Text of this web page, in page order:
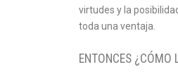
virtudes y la
toda una ventaja.
ENTONCES ¿CÓMO